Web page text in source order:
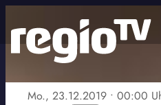
Mo., 23.12.2019 • 00:00